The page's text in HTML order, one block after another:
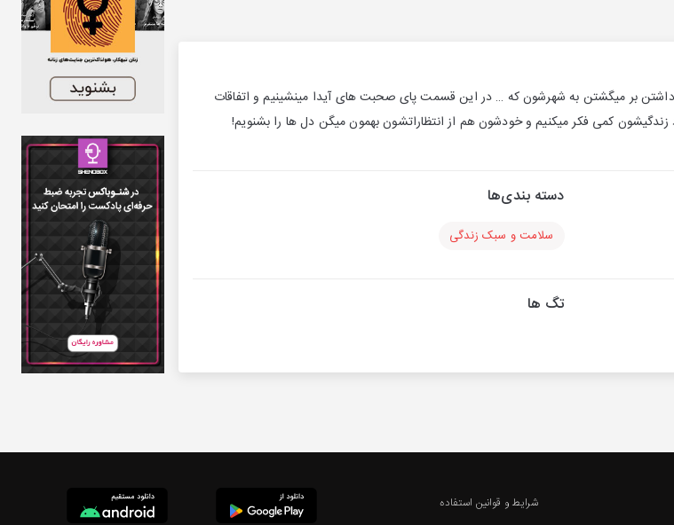
داشتن بر میگشتن به شهرشون که … در این قسمت پای صحبت های آیدا مینشینیم و اتفاقات
کمی فکر میکنیم و خودشون هم از انتظاراتشون بهمون میگن دل ها را بشنویم!
دسته بندی‌ها
سلامت و سبک زندگی
تگ ها
شرایط و قوانین استفاده